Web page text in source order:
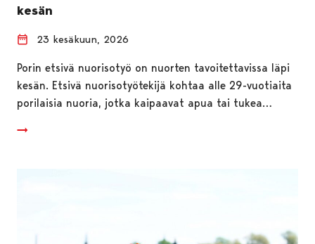
kesän
23 kesäkuun, 2026
Porin etsivä nuorisotyö on nuorten tavoitettavissa läpi
kesän. Etsivä nuorisotyötekijä kohtaa alle 29-vuotiaita
porilaisia nuoria, jotka kaipaavat apua tai tukea…